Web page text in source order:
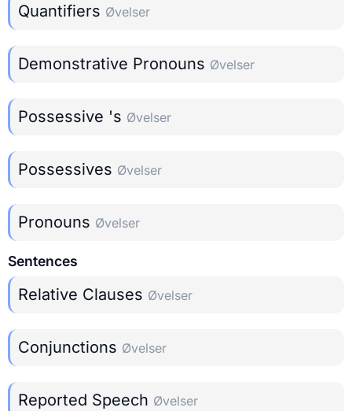
Quantifiers Øvelser
Demonstrative Pronouns Øvelser
Possessive 's Øvelser
Possessives Øvelser
Pronouns Øvelser
Sentences
Relative Clauses Øvelser
Conjunctions Øvelser
Reported Speech Øvelser